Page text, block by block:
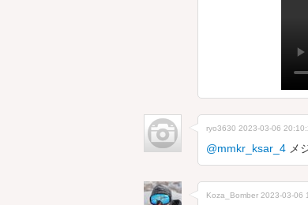
ryo3630 2023-03-06
@mmkr_ksar_4 メ
Koza_Bomber 2023-03-06